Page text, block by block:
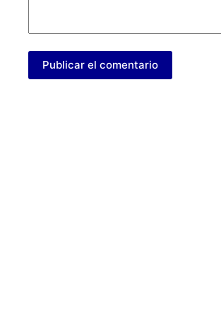
Publicar el comentario